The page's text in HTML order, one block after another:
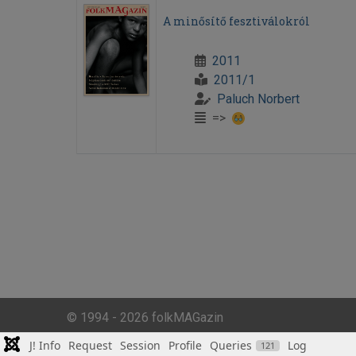
A minősítő fesztiválokról
2011
2011/1
Paluch Norbert
=>
© 1994 - 2026 folkMAGazin
J! Info Request Session Profile Queries 121 Log